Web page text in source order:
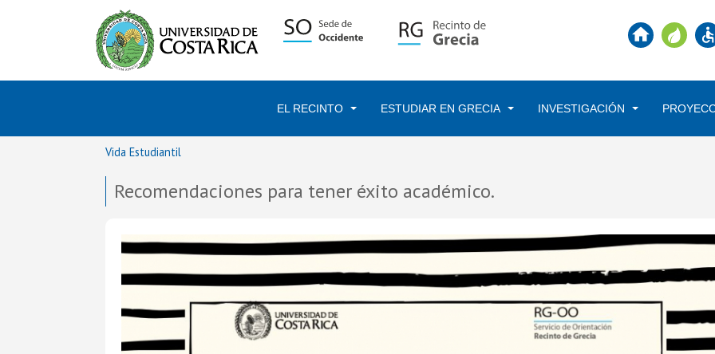
Pasar
EL RECINTO ESTUDIAR EN GRECIA INVESTIGACIÓN
Vida Estudiantil
Recomendaciones para tener éxito académico.